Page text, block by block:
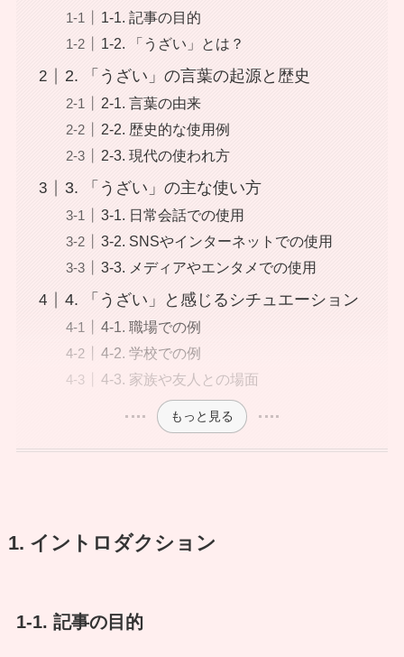
1-1. 記事の目的
1-2. 「うざい」とは？
2. 「うざい」の言葉の起源と歴史
2-1. 言葉の由来
2-2. 歴史的な使用例
2-3. 現代の使われ方
3. 「うざい」の主な使い方
3-1. 日常会話での使用
3-2. SNSやインターネットでの使用
3-3. メディアやエンタメでの使用
4. 「うざい」と感じるシチュエーション
4-1. 職場での例
4-2. 学校での例
4-3. 家族や友人との場面
もっと見る
1. イントロダクション
1-1. 記事の目的